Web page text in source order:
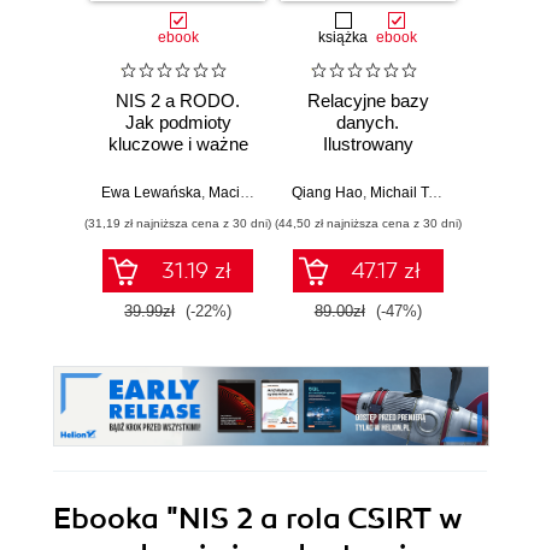
ebook
NIS 2 a RODO.
Jak podmioty
kluczowe i ważne
się na incydenty
Ewa Lewańska, Maciej Lipka
(31,19 zł najniższa cena z 30 dni)
31.19 zł
39.99zł (-22%)
książka ebook
Relacyjne bazy
danych.
Ilustrowany
Qiang Hao, Michail Tsikerdekis
(44,50 zł najniższa cena z 30 dni)
47.17 zł
89.00zł (-47%)
Ebooka "NIS 2 a rola CSIRT w